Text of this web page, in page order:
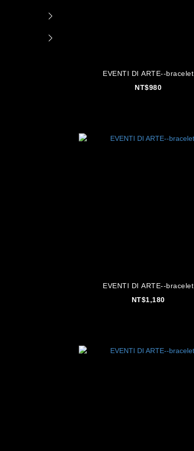
EVENTI DI ARTE--bracelet
NT$980
EVENTI DI ARTE--bracelet
NT$1,180